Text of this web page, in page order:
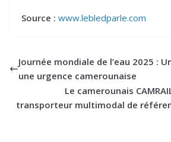
Source : www.lebledparle.com
Journée mondiale de l’eau 2025 :
une urgence camerounaise
Le camerounais
transporteur multimodal de